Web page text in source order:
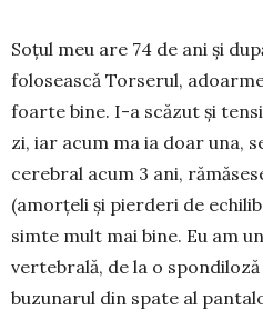
Soţul meu are 74 de ani şi
folosească Torserul,
foarte bine. I-a scăzut şi
zi, iar acum ma ia doar una,
cerebral acum 3 ani,
(amorţeli şi pierderi de
simte mult mai bine. Eu am
vertebrală, de la o
buzunarul din spate al